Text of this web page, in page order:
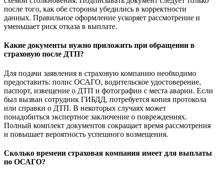
после того, как обе стороны убедились в корректности
данных. Правильное оформление ускоряет рассмотрение и
уменьшает риск отказа в выплате.
Какие документы нужно приложить при обращении в
страховую после ДТП?
Для подачи заявления в страховую компанию необходимо
предоставить: полис ОСАГО, водительское удостоверение,
паспорт, извещение о ДТП и фотографии с места аварии. Если
был вызван сотрудник ГИБДД, потребуется копия протокола
или справки о ДТП. В некоторых случаях может
понадобиться экспертное заключение о повреждениях.
Полный комплект документов сокращает время рассмотрения
и повышает вероятность успешного возмещения.
Сколько времени страховая компания имеет для выплаты
по ОСАГО?